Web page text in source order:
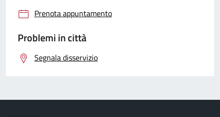
Prenota appuntamento
Problemi in città
Segnala disservizio